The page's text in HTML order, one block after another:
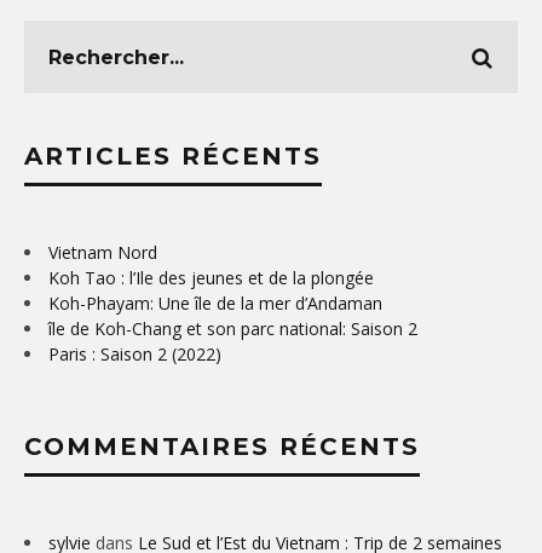
ARTICLES RÉCENTS
Vietnam Nord
Koh Tao : l’Ile des jeunes et de la plongée
Koh-Phayam: Une île de la mer d’Andaman
île de Koh-Chang et son parc national: Saison 2
Paris : Saison 2 (2022)
COMMENTAIRES RÉCENTS
sylvie dans Le Sud et l’Est du Vietnam : Trip de 2 semaines